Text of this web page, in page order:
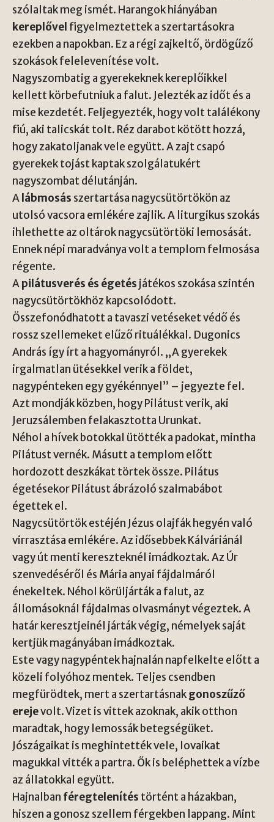
szólaltak meg ismét. Harangok hiányában
kereplővel figyelmeztettek a szertartásokra
ezekben a napokban. Ez a régi zajkeltő, ördögűző
szokások felelevenítése volt.
Nagyszombatig a gyerekeknek kereplőikkel
kellett körbefutniuk a falut. Jelezték az időt és a
mise kezdetét. Feljegyezték, hogy volt találékony
fiú, aki talicskát tolt. Réz darabot kötött hozzá,
hogy zakatoljanak vele együtt. A zajt csapó
gyerekek tojást kaptak szolgálatukért
nagyszombat délutánján.
Alábmosás szertartása nagycsütörtökön az
utolsó vacsora emlékére zajlik. A liturgikus szokás
ihlethette az oltárok nagycsütörtöki lemosását.
Ennek népi maradványa volt a templom felmosása
régente.
Apilátusverés és égetés játékos szokása szintén
nagycsütörtökhöz kapcsolódott.
Összefonódhatott a tavaszi vetéseket védő és
rossz szellemeket elűző rituálékkal. Dugonics
András így írt a hagyományról. „A gyerekek
irgalmatlan ütésekkel verik a földet,
nagypénteken egy gyékénnyel” – jegyezte fel.
Azt mondják közben, hogy Pilátust verik, aki
Jeruzsálemben felakasztotta Urunkat.
Néhol a hívek botokkal ütötték a padokat, mintha
Pilátust vernék. Másutt a templom előtt
hordozott deszkákat törtek össze. Pilátus
égetésekor Pilátust ábrázoló szalmabábot
égettek el.
Nagycsütörtök estéjén Jézus olajfák hegyén való
virrasztása emlékére. Az idősebbek Kálváriánál
vagy út menti kereszteknél imádkoztak. Az Úr
szenvedéséről és Mária anyai fájdalmáról
énekeltek. Néhol körüljárták a falut, az
állomásoknál fájdalmas olvasmányt végeztek. A
határ keresztjeinél járták végig, némelyek saját
kertjük magányában imádkoztak.
Este vagy nagypéntek hajnalán napfelkelte előtt a
közeli folyóhoz mentek. Teljes csendben
megfürödtek, mert a szertartásnakgonoszűző
erejevolt. Vizet is vittek azoknak, akik otthon
maradtak, hogy lemossák betegségüket.
Jószágaikat is meghintették vele, lovaikat
magukkal vitték a partra. Ők is beléphettek a vízbe
az állatokkal együtt.
Hajnalban féregtelenítés történt a házakban,
hiszen a gonosz szellem férgekben lappang. Mint